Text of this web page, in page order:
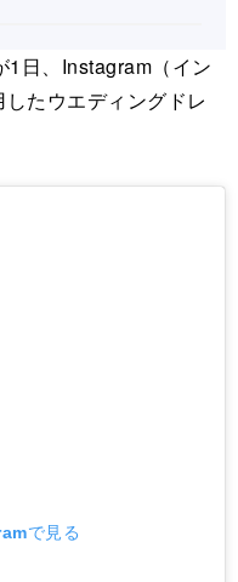
日、Instagram（イン
たウエディングドレ
で見る